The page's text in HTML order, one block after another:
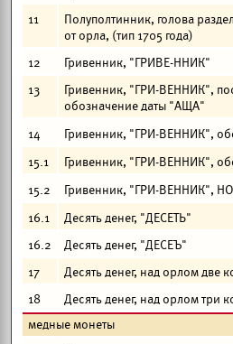
11
Полуполтинник, голова
от орла, (тип 1705 года)
12 Гривенник, "ГРИВЕ-ННИК"
13
Гривенник, "ГРИ-ВЕННИК",
обозначение даты "АЩА"
14 Гривенник, "ГРИ-ВЕННИК",
15.1 Гривенник, "ГРИ-ВЕННИК",
15.2 Гривенник, "ГРИ-ВЕННИК",
16.1 Десять денег, "ДЕСЕТЬ"
16.2 Десять денег, "ДЕСЕЪ"
17 Десять денег, над орлом
18 Десять денег, над орлом
медные монеты